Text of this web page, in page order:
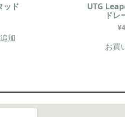
ッド
加
UTG
ドレ
¥
お買